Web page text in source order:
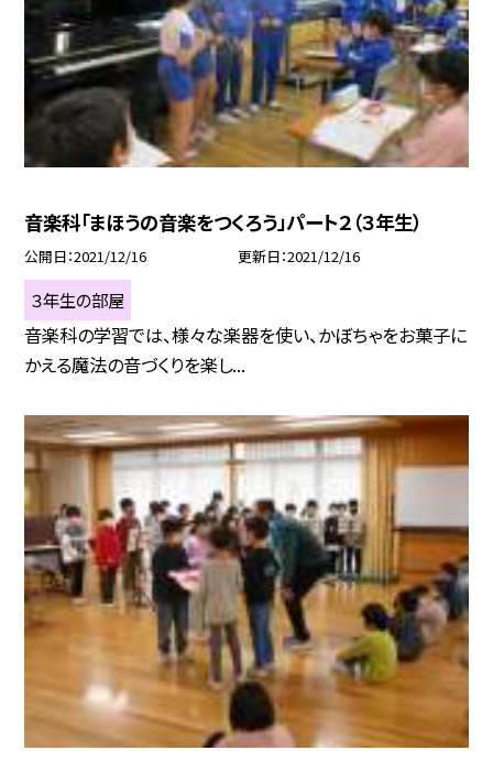
音楽科「まほうの音楽をつくろう」パート２（３年生）
公開日 2021/12/16 更新日 2021/12/16
３年生の部屋
音楽科の学習では、様々な楽器を使い、かぼちゃをお菓子に
かえる魔法の音づくりを楽し...